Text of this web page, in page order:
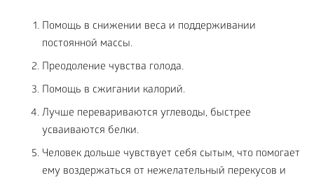
Помощь в снижении веса и поддерживании
постоянной массы.
Преодоление чувства голода.
Помощь в сжигании калорий.
Лучше перевариваются углеводы, быстрее
усваиваются белки.
Человек дольше чувствует себя сытым, что помогает
ему воздержаться от нежелательный перекусов и